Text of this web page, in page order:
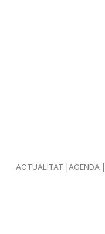
ACTUALITAT AGENDA